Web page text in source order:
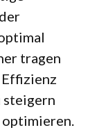
tragen
steigern
optimieren.